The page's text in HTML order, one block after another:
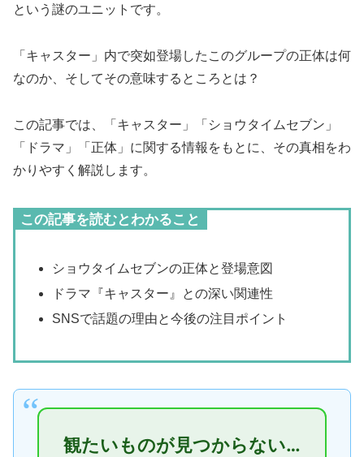
という謎のユニットです。
「キャスター」内で突如登場したこのグループの正体は何
なのか、そしてその意味するところとは？
この記事では、「キャスター」「ショウタイムセブン」
「ドラマ」「正体」に関する情報をもとに、その真相をわ
かりやすく解説します。
この記事を読むとわかること
ショウタイムセブンの正体と登場意図
ドラマ『キャスター』との深い関連性
SNSで話題の理由と今後の注目ポイント
観たいものが見つからない…